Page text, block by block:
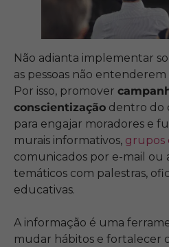
Não adianta implementar
as pessoas não
Por isso, promover
conscientização dentro do
para engajar moradores e
murais informativos, grupos
comunicados por e-mail ou
temáticos com palestras,
educativas.
A informação é uma
mudar hábitos e fortalecer